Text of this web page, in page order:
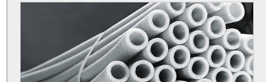
Conexões forjadas aço carbono
Conexões inox roscadas